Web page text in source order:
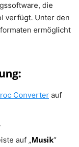
die
verfügt. Unter den
ermöglicht
Converter auf
auf „Musik“